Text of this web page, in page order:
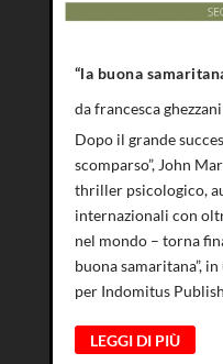
“la buona
dafrancesca ghezzani
Dopo il grande
scomparso”, John
thriller psicologico,
internazionali con
nel mondo – torna
buona samaritana”,
per Indomitus
LEGGI DI PIÙ